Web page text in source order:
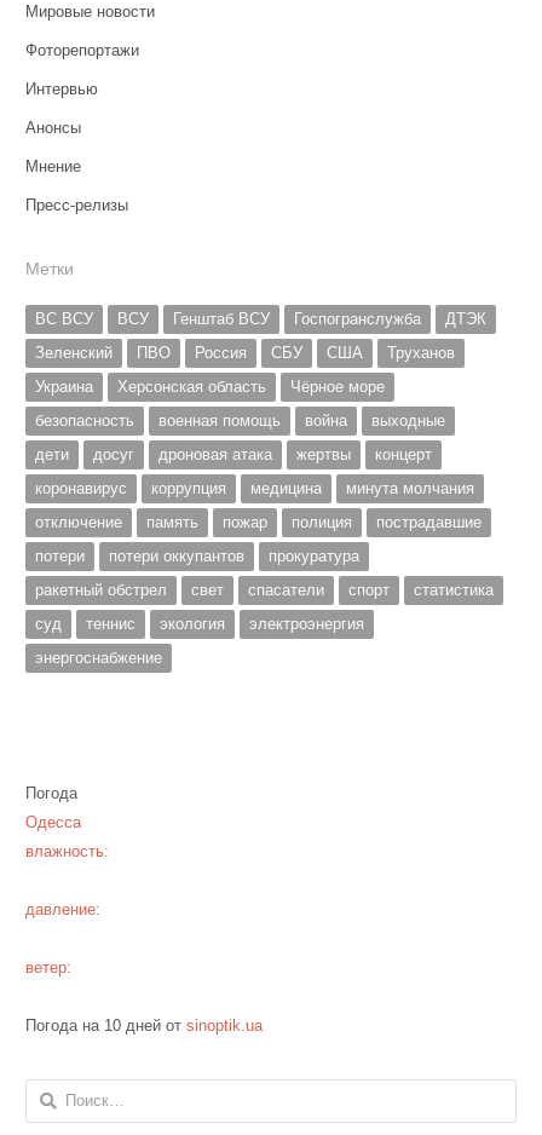
Мировые новости
Фоторепортажи
Интервью
Анонсы
Мнение
Пресс-релизы
Метки
ВС ВСУ ВСУ Генштаб ВСУ Госпогранслужба
ДТЭК
Зеленский
ПВО Россия СБУ США
Труханов
Украина
Херсонская область
Чёрное море
безопасность
военная помощь война
выходные
дети
досуг дроновая атака жертвы
концерт
коронавирус
коррупция медицина
минута молчания
отключение
память пожар полиция
пострадавшие
потери
потери оккупантов
прокуратура
ракетный обстрел
свет спасатели спорт
статистика
суд
теннис экология
электроэнергия
энергоснабжение
Погода
Одесса
влажность:
давление:
ветер:
Погода на 10 дней от sinoptik.ua
Найти: